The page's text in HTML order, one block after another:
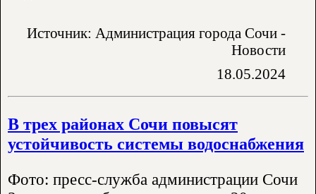
Источник: Администрация города Сочи -
Новости
18.05.2024
В трех районах Сочи повысят
устойчивость системы водоснабжения
Фото: пресс-служба администрации Сочи